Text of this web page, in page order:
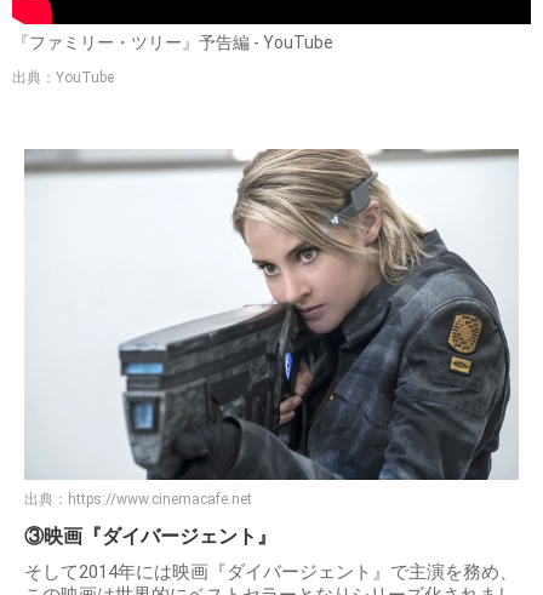
『ファミリー・ツリー』予告編 - YouTube
出典：YouTube
出典： https://www.cinemacafe.net
③映画『ダイバージェント』
そして2014年には映画『ダイバージェント』で主演を務め、